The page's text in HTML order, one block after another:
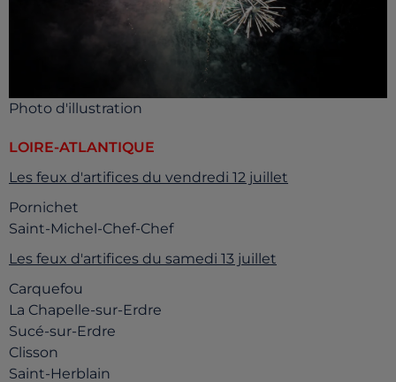
Photo d'illustration
LOIRE-ATLANTIQUE
Les feux d'artifices du vendredi 12 juillet
Pornichet
Saint-Michel-Chef-Chef
Les feux d'artifices du samedi 13 juillet
Carquefou
La Chapelle-sur-Erdre
Sucé-sur-Erdre
Clisson
Saint-Herblain